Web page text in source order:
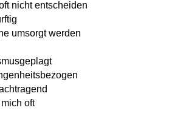
nicht entscheiden
umsorgt werden
oft